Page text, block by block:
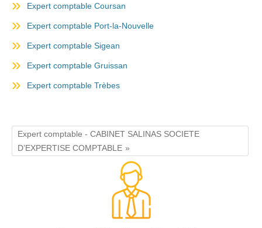
Expert comptable Coursan
Expert comptable Port-la-Nouvelle
Expert comptable Sigean
Expert comptable Gruissan
Expert comptable Trèbes
Expert comptable - CABINET SALINAS SOCIETE
D’EXPERTISE COMPTABLE